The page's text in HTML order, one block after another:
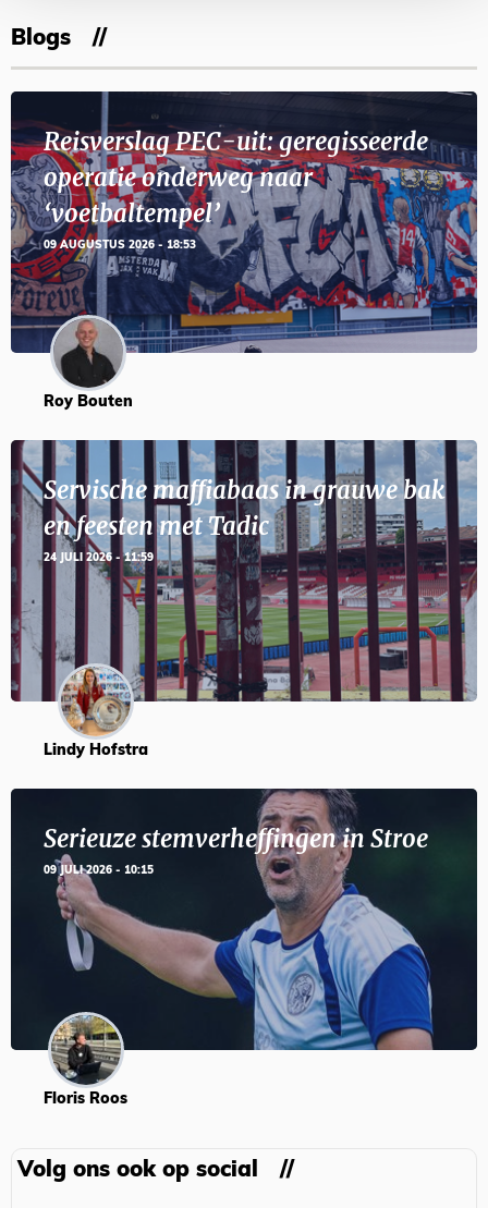
Blogs
Reisverslag PEC-uit: geregisseerde
operatie onderweg naar
‘voetbaltempel’
09 AUGUSTUS 2026 - 18:53
Roy Bouten
Servische maffiabaas in grauwe bak
en feesten met Tadic
24 JULI 2026 - 11:59
Lindy Hofstra
Serieuze stemverheffingen in Stroe
09 JULI 2026 - 10:15
Floris Roos
Volg ons ook op social